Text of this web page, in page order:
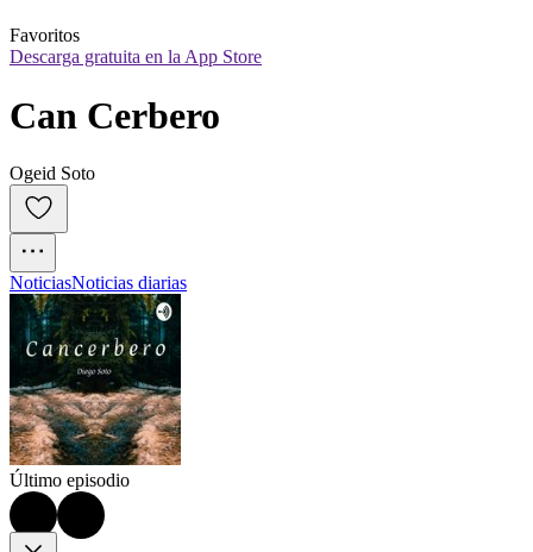
Favoritos
Descarga gratuita en la App Store
Can Cerbero
Ogeid Soto
NoticiasNoticias diarias
Último episodio